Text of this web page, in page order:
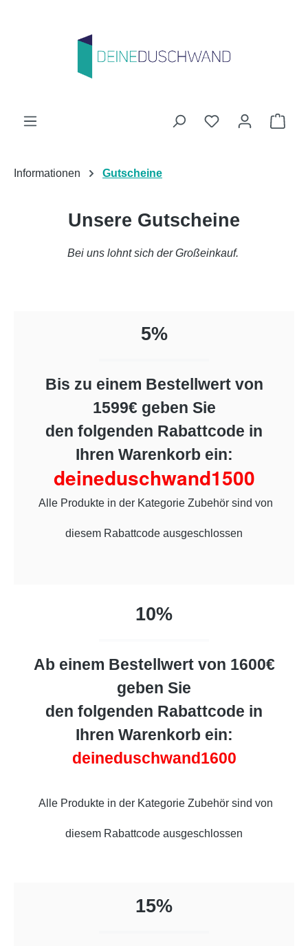
Du hast 0
Informationen Gutscheine
Unsere Gutscheine
Bei uns lohnt sich der Großeinkauf.
5%
Bis zu einem Bestellwert von
1599€ geben Sie
den folgenden Rabattcode in
Ihren Warenkorb ein:
deineduschwand1500
Alle Produkte in der Kategorie Zubehör sind von
diesem Rabattcode ausgeschlossen
10%
Ab einem Bestellwert von 1600€
geben Sie
den folgenden Rabattcode in
Ihren Warenkorb ein:
deineduschwand1600
Alle Produkte in der Kategorie Zubehör sind von
diesem Rabattcode ausgeschlossen
15%